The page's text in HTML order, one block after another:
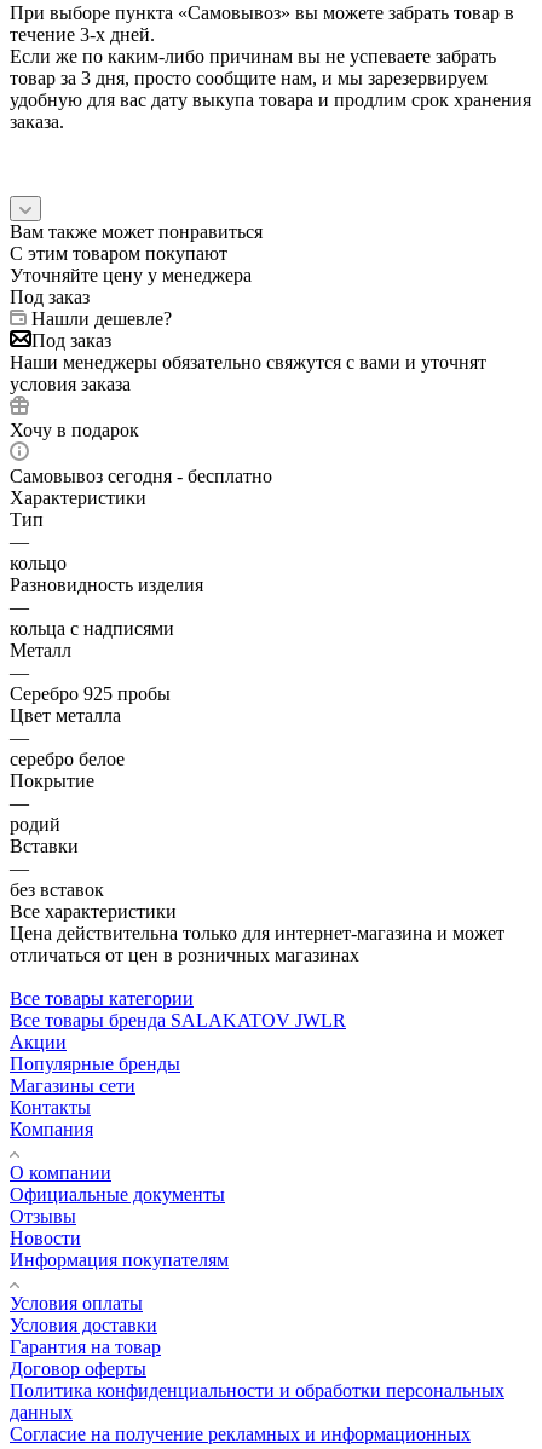
При выборе пункта «Самовывоз» вы можете забрать товар в
течение 3-х дней.
Если же по каким-либо причинам вы не успеваете забрать
товар за 3 дня, просто сообщите нам, и мы зарезервируем
удобную для вас дату выкупа товара и продлим срок хранения
заказа.
Вам также может понравиться
С этим товаром покупают
Уточняйте цену у менеджера
Под заказ
Нашли дешевле?
Под заказ
Наши менеджеры обязательно свяжутся с вами и уточнят
условия заказа
Хочу в подарок
Самовывоз сегодня - бесплатно
Характеристики
Тип
—
кольцо
Разновидность изделия
—
кольца с надписями
Металл
—
Серебро 925 пробы
Цвет металла
—
серебро белое
Покрытие
—
родий
Вставки
—
без вставок
Все характеристики
Цена действительна только для интернет-магазина и может
отличаться от цен в розничных магазинах
Все товары категории
Все товары бренда SALAKATOV JWLR
Акции
Популярные бренды
Магазины сети
Контакты
Компания
О компании
Официальные документы
Отзывы
Новости
Информация покупателям
Условия оплаты
Условия доставки
Гарантия на товар
Договор оферты
Политика конфиденциальности и обработки персональных
данных
Согласие на получение рекламных и информационных